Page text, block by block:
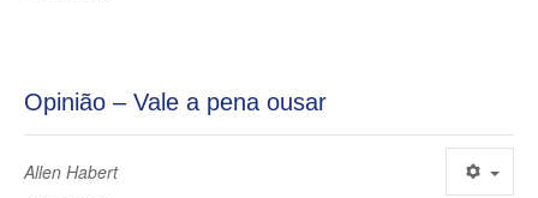
Opinião – Vale a pena ousar
Allen Habert